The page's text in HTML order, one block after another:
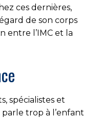
ces dernières,
de son corps
entre l’IMC et la
spécialistes et
parle trop à l’enfant